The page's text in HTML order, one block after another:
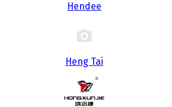
Hendee
Heng Tai